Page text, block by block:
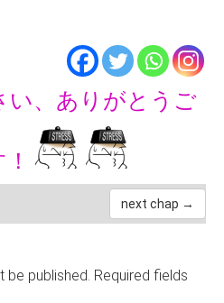
い、ありがとうご
next chap →
be published. Required fields